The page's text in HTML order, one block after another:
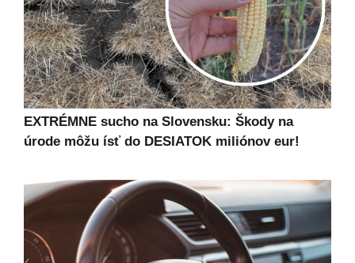
EXTRÉMNE sucho na Slovensku: Škody na
úrode môžu ísť do DESIATOK miliónov eur!